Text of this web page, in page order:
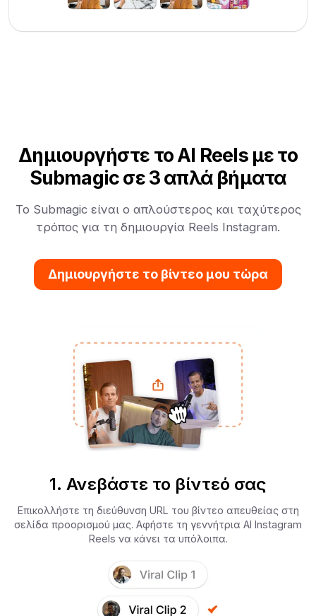
Δημιουργήστε το AI Reels με το
Submagic σε 3 απλά βήματα
Το Submagic είναι ο απλούστερος και ταχύτερος
τρόπος για τη δημιουργία Reels Instagram.
Δημιουργήστε το βίντεο μου τώρα
1. Ανεβάστε το βίντεό σας
Επικολλήστε τη διεύθυνση URL του βίντεο απευθείας στη
σελίδα προορισμού μας. Αφήστε τη γεννήτρια AI Instagram
Reels να κάνει τα υπόλοιπα.